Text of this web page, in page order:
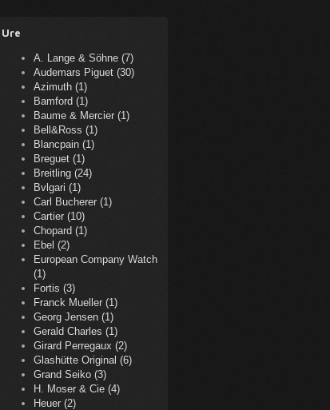
Ure
A. Lange & Söhne (7)
Audemars Piguet (30)
Azimuth (1)
Bamford (1)
Baume & Mercier (1)
Bell&Ross (1)
Blancpain (1)
Breguet (1)
Breitling (24)
Bvlgari (1)
Carl Bucherer (1)
Cartier (10)
Chopard (1)
Ebel (2)
European Company Watch
(1)
Fortis (3)
Franck Mueller (1)
Georg Jensen (1)
Gerald Charles (1)
Girard Perregaux (2)
Glashütte Original (6)
Grand Seiko (3)
H. Moser & Cie (4)
Heuer (2)